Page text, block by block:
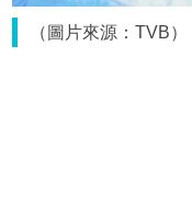
（圖片來源：TVB）